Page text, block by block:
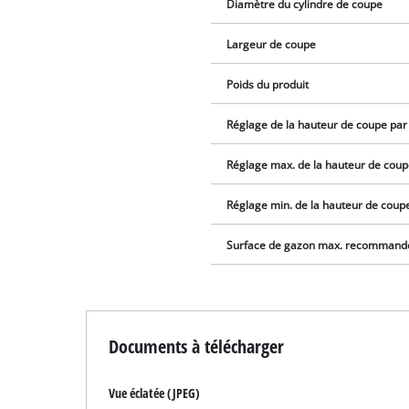
Diamètre du cylindre de coupe
Largeur de coupe
Poids du produit
Réglage de la hauteur de coupe
Réglage max. de la hauteur de
Réglage min. de la hauteur de
Surface de gazon max.
Documents à télécharger
Vue éclatée (JPEG)